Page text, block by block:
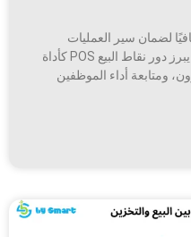
لضمان سير العمليات
بسلاسة وتحقيق أرباح مستقرة، هنا يبرز دور نقاط البيع POS كأداة
ومتابعة أداء الموظفين